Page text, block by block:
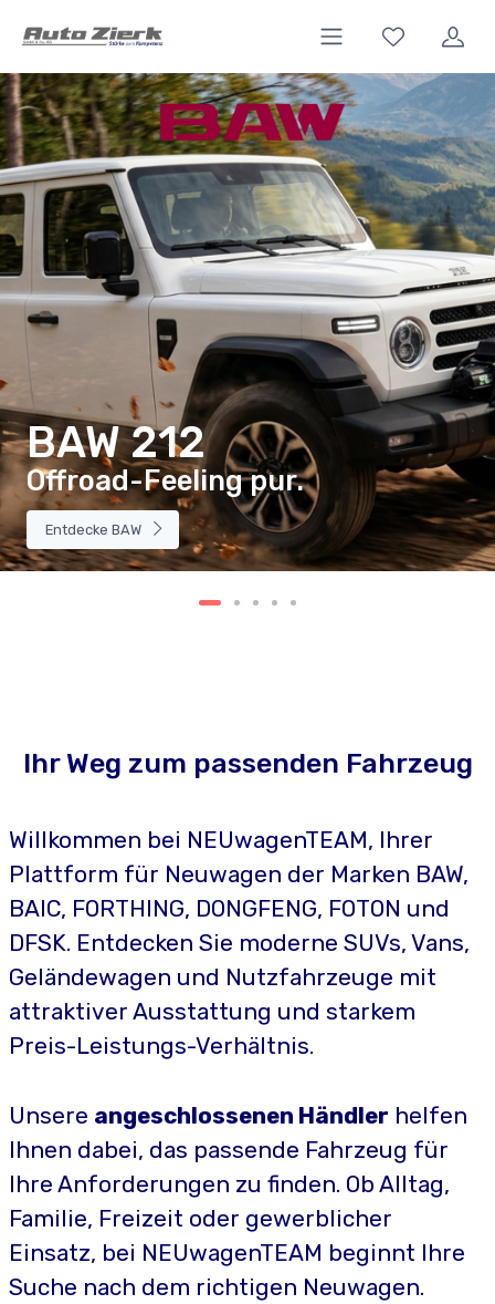
BAW 212
Offroad-Feeling pur.
Entdecke BAW
Ihr Weg zum passenden Fahrzeug
Willkommen bei NEUwagenTEAM, Ihrer
Plattform für Neuwagen der Marken BAW,
BAIC, FORTHING, DONGFENG, FOTON und
DFSK. Entdecken Sie moderne SUVs, Vans,
Geländewagen und Nutzfahrzeuge mit
attraktiver Ausstattung und starkem
Preis-Leistungs-Verhältnis.
Unsere angeschlossenen Händler helfen
Ihnen dabei, das passende Fahrzeug für
Ihre Anforderungen zu finden. Ob Alltag,
Familie, Freizeit oder gewerblicher
Einsatz, bei NEUwagenTEAM beginnt Ihre
Suche nach dem richtigen Neuwagen.